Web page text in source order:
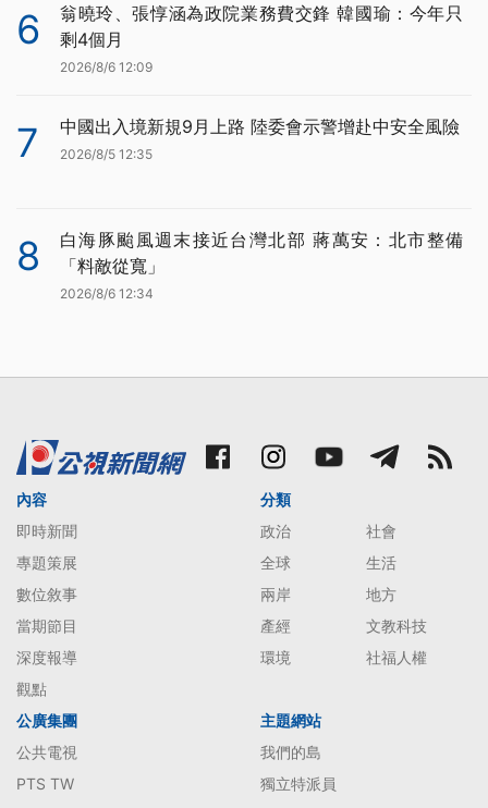
6
翁曉玲、張惇涵為政院業務費交鋒 韓國瑜：今年只
剩4個月
2026/8/6 12:09
7 中國出入境新規9月上路 陸委會示警增赴中安全風險
2026/8/5 12:35
8
白海豚颱風週末接近台灣北部 蔣萬安：北市整備
「料敵從寬」
2026/8/6 12:34
內容
即時新聞
專題策展
數位敘事
當期節目
深度報導
觀點
分類
政治
社會
全球
生活
兩岸
地方
產經
文教科技
環境
社福人權
公廣集團
公共電視
PTS TW
主題網站
我們的島
獨立特派員